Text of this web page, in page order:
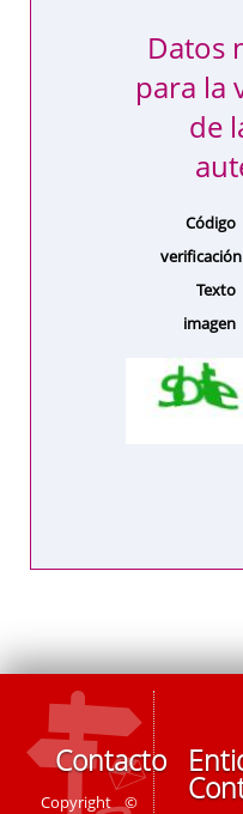
Datos
para la
de
Código
verificación
Texto
imagen
Contacto
Copyright ©
Entidades